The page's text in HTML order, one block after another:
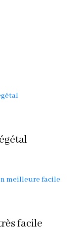
facile